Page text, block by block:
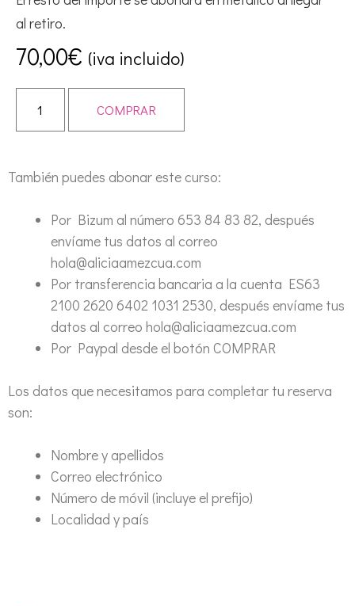
al retiro.
70,00€ (iva incluido)
COMPRAR
También puedes abonar este curso:
Por Bizum al número 653 84 83 82, después
envíame tus datos al correo
hola@aliciaamezcua.com
Por transferencia bancaria a la cuenta ES63
2100 2620 6402 1031 2530, después envíame tus
datos al correo hola@aliciaamezcua.com
Por Paypal desde el botón COMPRAR
Los datos que necesitamos para completar tu reserva
son:
Nombre y apellidos
Correo electrónico
Número de móvil (incluye el prefijo)
Localidad y país